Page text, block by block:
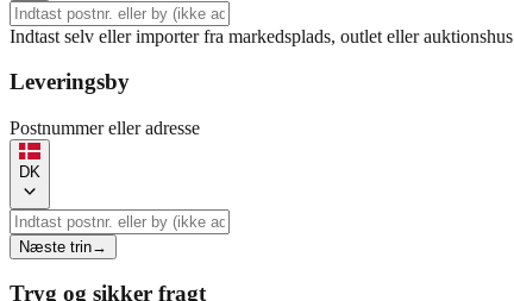
Indtast selv eller importer fra markedsplads, outlet eller auktionshus
Leveringsby
Postnummer eller adresse
DK
Næste trin→
Tryg og sikker fragt